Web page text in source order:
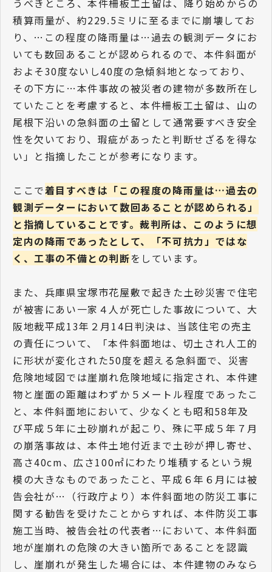
うべきところ、本件柵板工土留は、降り始めからの
積算雨量が、約229.5ミリに至るまでに崩壊してお
り、…この程度の降雨量は…過去の観測データにお
いても数回あることが認められるので、本件斜面が
およそ30度ないし40度の急傾斜地となっており、
その下方に…本件事故の被災者の建物が多数所在し
ていたことを考慮すると、本件柵板工土留は、山の
尾根下沿いの急斜面の土留として通常要すべき安全
性を欠いており、瑕疵があったと判断せざるを得な
い」と指摘したことが参考になります。
ここで着目すべきは「この程度の降雨量は…過去の
観測データーにおいて数回あることが認められる」
と指摘していることです。裁判所は、このように想
定内の降雨であったとして、「不可抗力」ではな
く、工事の不備との判断をしています。
また、兵庫県宝塚市花屋敷で起きた土砂災害で住宅
が被害にあい一家４人が死亡した事故について、大
阪地裁平成13年２月14日判決は、当該住宅の売主
の責任について、「本件斜面地は、切土され人工的
に形状が変化された50度を超える急斜面で、災害
危険地域図では崖崩れ危険地域に指定され、本件建
物と崖面の距離はわずか５メートル程度であったこ
と、本件斜面地において、少なくとも昭和58年及
び平成５年に土砂崩れが起こり、殊に平成５年７月
の崩落事故は、本件土地付近まで土砂が押し寄せ、
高さ40cm、広さ100㎡にわたり堆積するという規
模の大きなものであったこと、平成６年６月には被
告会社が…（行政庁より）本件斜面地の防災工事に
関する勧告を受けたことからすれば、本件防災工事
施工当時、被告会社の代表者…において、本件斜面
地が崖崩れの危険の大きい箇所であることを認識
し、崖崩れが発生した場合には、本件建物のみなら